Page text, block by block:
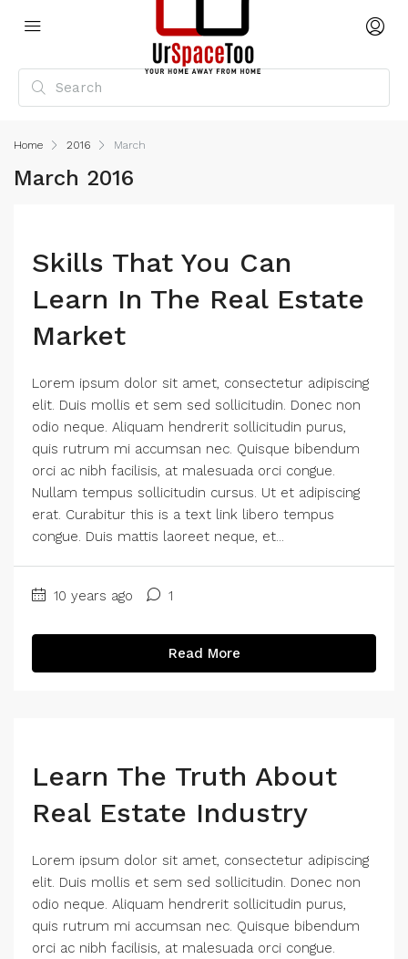
Home 2016 March
March 2016
Skills That You Can
Learn In The Real Estate
Market
Lorem ipsum dolor sit amet, consectetur adipiscing
elit. Duis mollis et sem sed sollicitudin. Donec non
odio neque. Aliquam hendrerit sollicitudin purus,
quis rutrum mi accumsan nec. Quisque bibendum
orci ac nibh facilisis, at malesuada orci congue.
Nullam tempus sollicitudin cursus. Ut et adipiscing
erat. Curabitur this is a text link libero tempus
congue. Duis mattis laoreet neque, et...
10 years ago 1
Read More
Learn The Truth About
Real Estate Industry
Lorem ipsum dolor sit amet, consectetur adipiscing
elit. Duis mollis et sem sed sollicitudin. Donec non
odio neque. Aliquam hendrerit sollicitudin purus,
quis rutrum mi accumsan nec. Quisque bibendum
orci ac nibh facilisis, at malesuada orci congue.